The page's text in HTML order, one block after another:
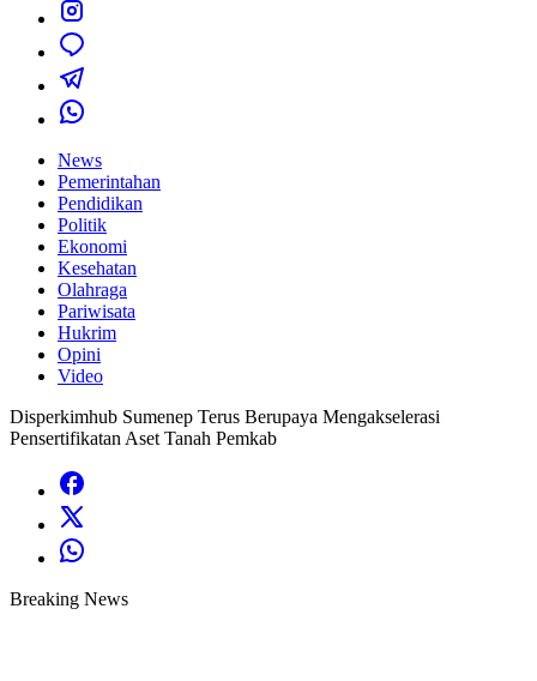
News
Pemerintahan
Pendidikan
Politik
Ekonomi
Kesehatan
Olahraga
Pariwisata
Hukrim
Opini
Video
Disperkimhub Sumenep Terus Berupaya Mengakselerasi
Pensertifikatan Aset Tanah Pemkab
Breaking News